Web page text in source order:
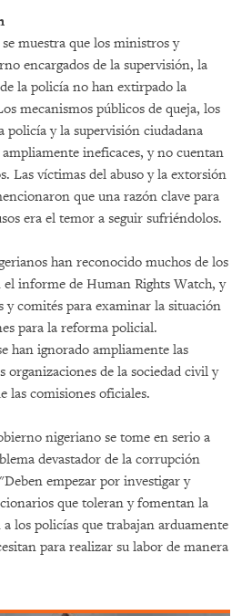
muestra que los ministros y
encargados de la supervisión, la
la policía no han extirpado la
mecanismos públicos de queja, los
policía y la supervisión ciudadana
ineficaces, y no cuentan
Las víctimas del abuso y la extorsión
que una razón clave para
era el temor a seguir sufriéndolos.
han reconocido muchos de los
el informe de Human Rights Watch, y
y comités para examinar la situación
para la reforma policial.
han ignorado ampliamente las
organizaciones de la sociedad civil y
las comisiones oficiales.
nigeriano se tome en serio a
devastador de la corrupción
empezar por investigar y
que toleran y fomentan la
los policías que trabajan arduamente
para realizar su labor de manera